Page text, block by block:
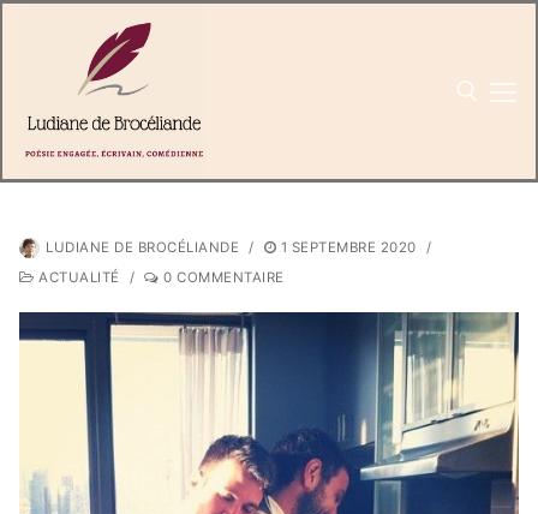
Livres
LUDIANE DE BROCÉLIANDE / 1 SEPTEMBRE 2020
/
ACTUALITÉ
/ 0 COMMENTAIRE